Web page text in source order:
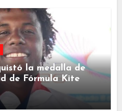
la medalla de
de Fórmula Kite